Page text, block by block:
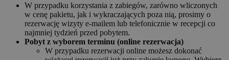
W przypadku korzystania z zabiegów, zarówno wliczonych
w cenę pakietu, jak i wykraczających poza nią, prosimy o
rezerwację wizyty e-mailem lub telefonicznie w recepcji co
najmniej tydzień przed pobytem.
Pobyt z wyborem terminu (online rezerwacja)
W przypadku rezerwacji online możesz dokonać